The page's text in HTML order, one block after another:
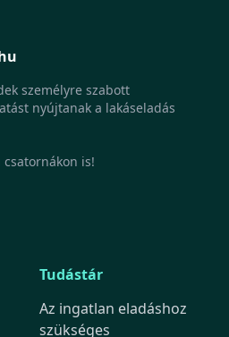
személyre szabott
nyújtanak a lakáseladás
csatornákon is!
Tudástár
Az ingatlan eladáshoz
szükséges